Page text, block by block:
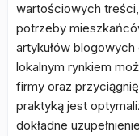
wartościowych
potrzeby
artykułów
lokalnym rynkiem
firmy oraz
praktyką jest
dokładne